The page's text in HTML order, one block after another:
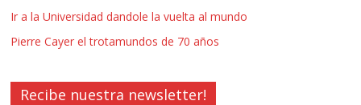
Ir a la Universidad dandole la vuelta al mundo
Pierre Cayer el trotamundos de 70 años
Recibe nuestra newsletter!